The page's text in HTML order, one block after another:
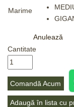
Marime
Anulează
Cantitate
Comandă Acum
Adaugă în lista cu